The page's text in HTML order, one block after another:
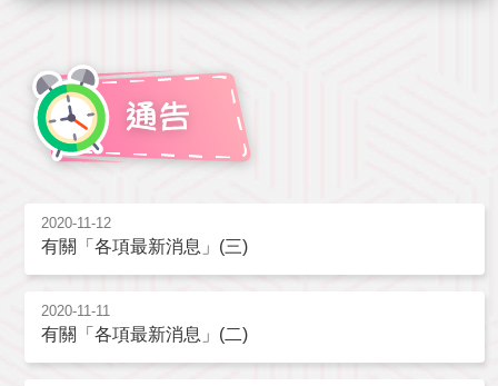
2020-11-12
有關「各項最新消息」(三)
2020-11-11
有關「各項最新消息」(二)